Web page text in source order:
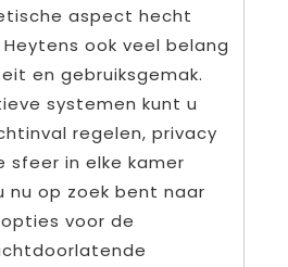
aspect hecht
ook veel belang
en gebruiksgemak.
systemen kunt u
regelen, privacy
sfeer in elke kamer
nu op zoek bent naar
voor de